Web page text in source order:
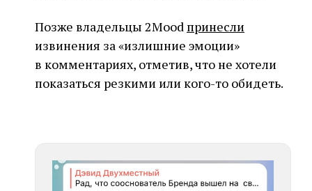
Позже владельцы 2Mood принесли
извинения за «излишние эмоции»
в комментариях, отметив, что не хотели
показаться резкими или кого-то обидеть.